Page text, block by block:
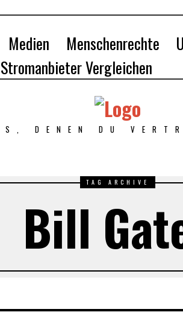
Medien Menschenrechte
Stromanbieter Vergleichen
DENEN DU
TAG ARCHIVE
Bill